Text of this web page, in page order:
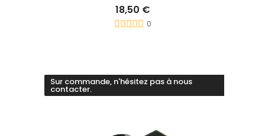
18,50 €
0
Sur commande, n'hésitez pas à nous
contacter.